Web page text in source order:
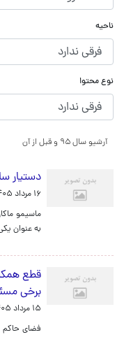
ناحیه
نوع محتوا
آرشیو سال ۹۵ و قبل از آن
دستیار
۱۶ مرداد ۱۴۰۵، ۰۹:۳۳
ماسیمو
به عنوان
قطع
برخی
۱۵ مرداد ۱۴۰۵، ۱۰:۴۹
فضای حاکم